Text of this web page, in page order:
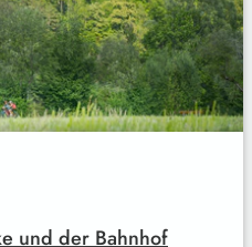
und der Bahnhof